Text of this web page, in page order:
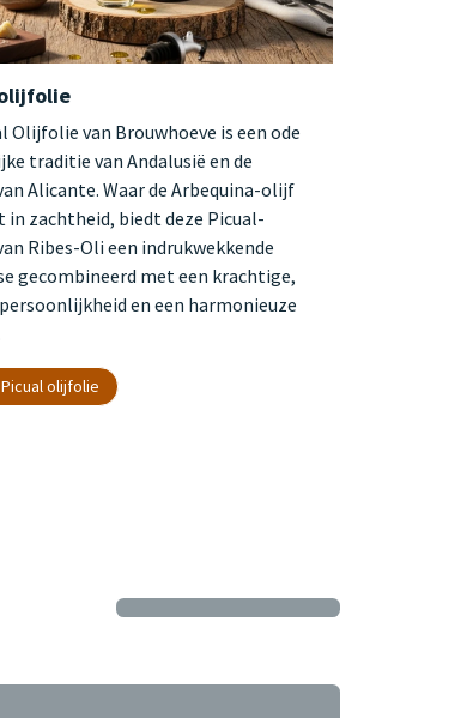
Olijfolie van Brouwhoeve is een ode
traditie van Andalusië en de
Alicante. Waar de Arbequina-olijf
zachtheid, biedt deze Picual-
Ribes-Oli een indrukwekkende
gecombineerd met een krachtige,
en een harmonieuze
olijfolie